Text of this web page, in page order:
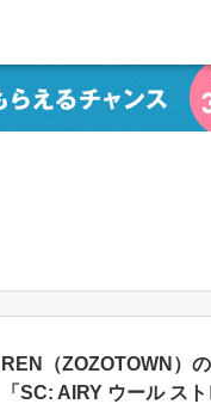
REN（ZOZOTOWN）
「SC: AIRY ウール ス